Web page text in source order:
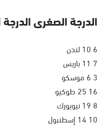
الدرجة الصغرى
6 10 لندن
7 11 باريس
3 6 موسكو
16 25 طوكيو
8 19 نيويورك
10 14 إسطنبول